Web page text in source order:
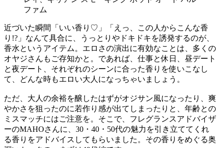
近づいた瞬間「いい香り♡」「えっ、この人からこんな香
り!?」なんて具合に、うっとりやドキドキを誘発するのが、
香水というアイテム。エロさの演出に有効なことは、多くの
オヤジさんもご存知かと。であれば、仕事と休日、昼デート
と夜デート、それぞれのシーンに合った香りを使いこなし
て、どんな時もエロい大人になっちゃいましょう。
ただ、大人の余裕を醸したはずがオジサン風になったり、爽
やかさを狙ったのに若作り感が出てしまったりと、年齢との
ミスマッチにはご注意を。そこで、フレグランスアドバイザ
ーのMAHOさんに、30・40・50代の魅力を引き立ててくれ
る香りをアドバイスしてもらいました。その香りをめぐる奥